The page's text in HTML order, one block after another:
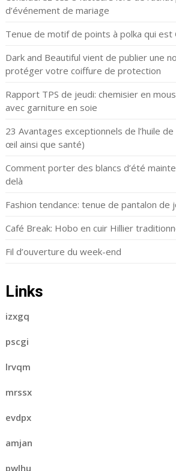
d’événement de mariage
Tenue de motif de points à polka qui est
Dark and Beautiful vient de publier une
protéger votre coiffure de protection
Rapport TPS de jeudi: chemisier en
avec garniture en soie
23 Avantages exceptionnels de l’huile
œil ainsi que santé)
Comment porter des blancs d’été
delà
Fashion tendance: tenue de pantalon de
Café Break: Hobo en cuir Hillier
Fil d’ouverture du week-end
Links
izxgq
pscgi
lrvqm
mrssx
evdpx
amjan
pwlhu